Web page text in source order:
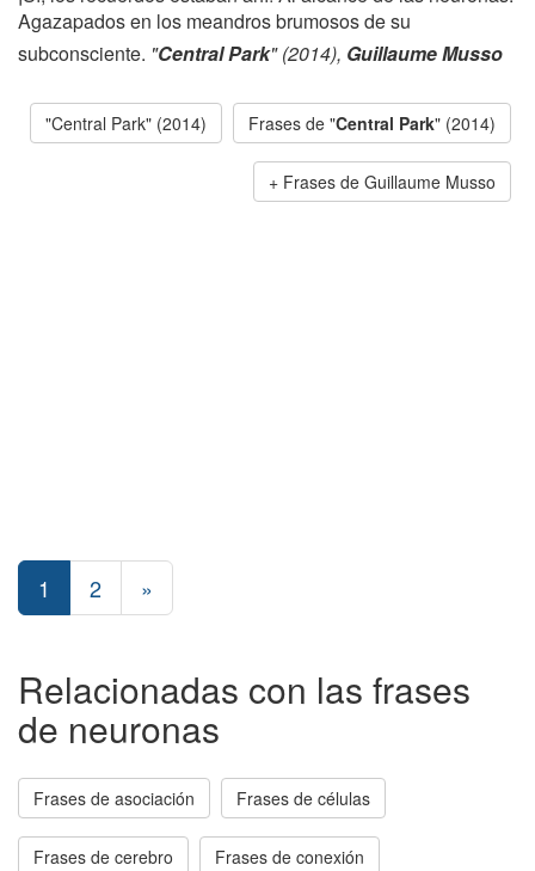
Agazapados en los meandros brumosos de su
subconsciente. "Central Park" (2014), Guillaume Musso
"Central Park" (2014) Frases de "Central Park" (2014)
Frases de Guillaume Musso
1 2 »
Relacionadas con las frases
de neuronas
Frases de asociación Frases de células
Frases de cerebro Frases de conexión